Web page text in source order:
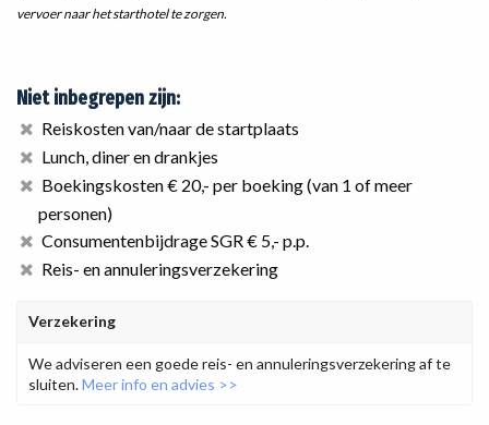
vervoer naar het starthotel te zorgen.
Niet inbegrepen zijn:
Reiskosten van/naar de startplaats
Lunch, diner en drankjes
Boekingskosten € 20,- per boeking (van 1 of meer
personen)
Consumentenbijdrage SGR € 5,- p.p.
Reis- en annuleringsverzekering
Verzekering
We adviseren een goede reis- en annuleringsverzekering af te
sluiten.Meer info en advies >>